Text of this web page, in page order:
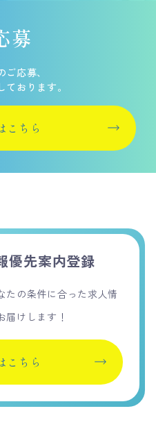
募
応募、
おります。
こちら
優先案内登録
たの条件に合った求人情
届けします！
こちら